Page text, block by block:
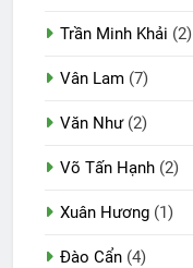
Trần Minh Khải (2)
Vân Lam (7)
Văn Như(2)
Võ Tấn Hạnh (2)
Xuân Hương (1)
Đào Cẩn (4)